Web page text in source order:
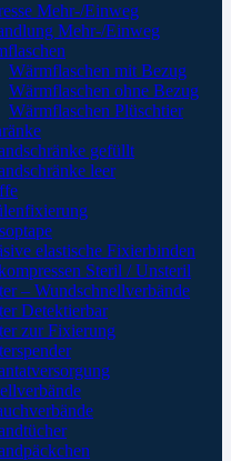
Mehr-/Einweg
Mehr-/Einweg
Wärmflaschen mit Bezug
Wärmflaschen ohne Bezug
Wärmflaschen Plüschtier
gefüllt
leer
elastische Fixierbinden
Steril / Unsteril
– Wundschnellverbände
Detektierbar
zur Fixierung